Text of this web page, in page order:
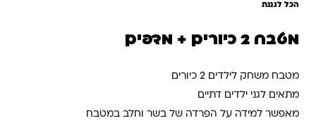
הכל לגננת
מטבח 2 כיורים + מדפים
מטבח משחק לילדים 2 כיורים
מתאים לגני ילדים דתיים
מאפשר למידה על הפרדה של בשר וחלב במטבח